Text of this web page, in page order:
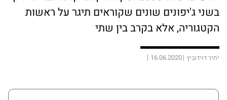
בשני ג'יפונים שונים שקוראים תיגר על ראשות
הקטגוריה, אלא בקרב בין שתי
יתיר דוידוביץ 16.06.2020